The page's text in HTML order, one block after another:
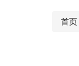
首页